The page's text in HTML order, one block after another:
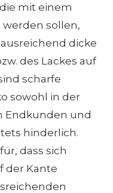
mit einem
werden sollen,
dicke
des Lackes auf
scharfe
sowohl in der
Endkunden und
hinderlich.
dass sich
der Kante